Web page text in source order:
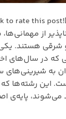
از
شرقی هستند.
در سال‌های
به شیرینی‌های
این رشته‌ها
می‌شوند، پایه‌ی